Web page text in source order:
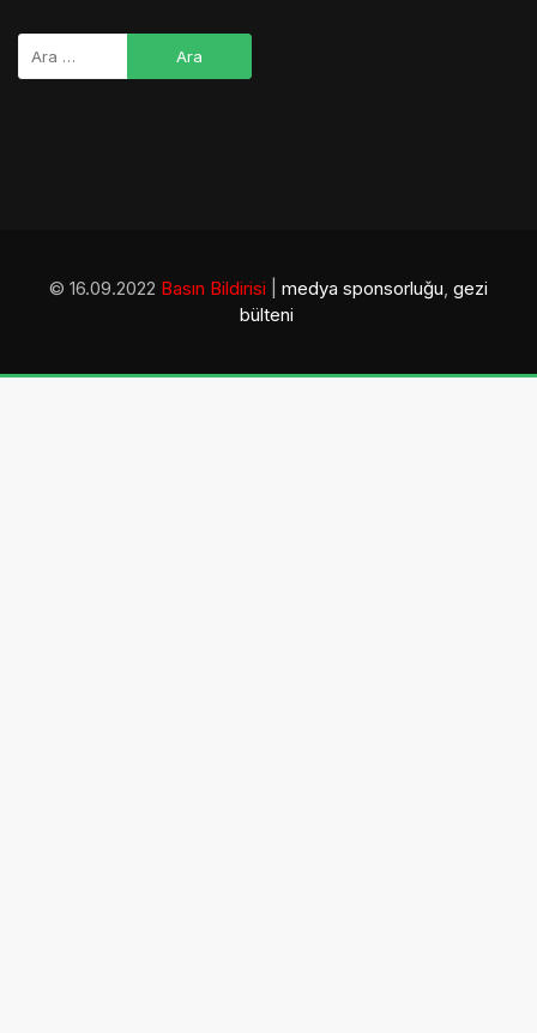
© 16.09.2022 Basın Bildirisi medya sponsorluğu, gezi
bülteni